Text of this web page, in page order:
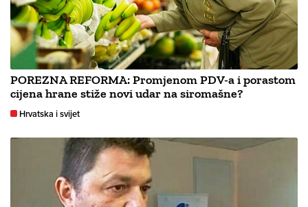
POREZNA REFORMA: Promjenom PDV-a i porastom
cijena hrane stiže novi udar na siromašne?
Hrvatska i svijet